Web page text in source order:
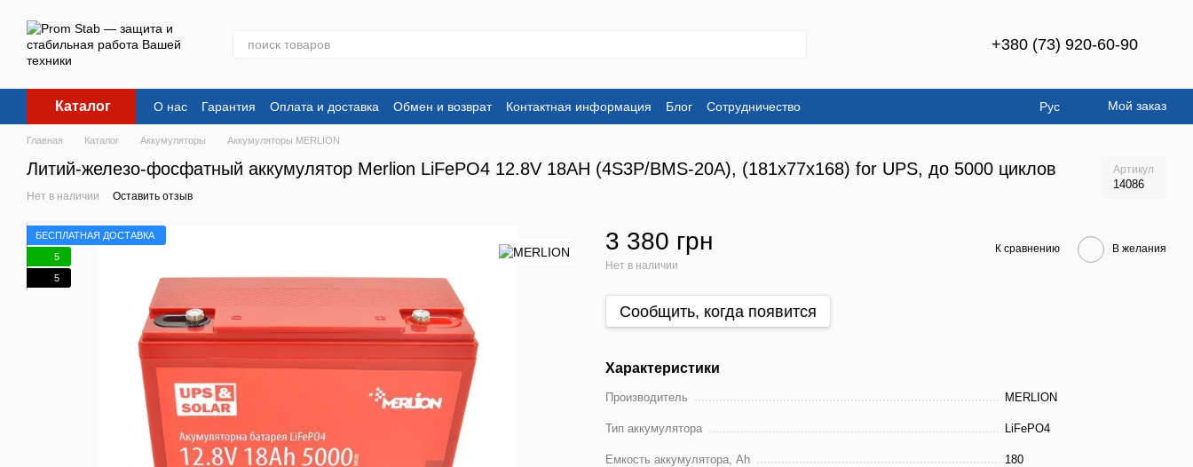
+380 (73) 920-60-90
Каталог О нас Гарантия Оплата и доставка Обмен и возврат Контактная информация Блог Сотрудничество Рус Мой заказ
Главная Каталог Аккумуляторы Аккумуляторы MERLION
Литий-железо-фосфатный аккумулятор Merlion LiFePO4 12.8V 18AH (4S3P/BMS-20A), (181x77x168) for UPS, до 5000 циклов Артикул
14086
Нет в наличии Оставить отзыв
БЕСПЛАТНАЯ ДОСТАВКА
5
5
3 380 грн
Нет в наличии
К сравнению В желания
Сообщить, когда появится
Характеристики
Производитель MERLION
Тип аккумулятора LiFePO4
Емкость аккумулятора, Ah 180